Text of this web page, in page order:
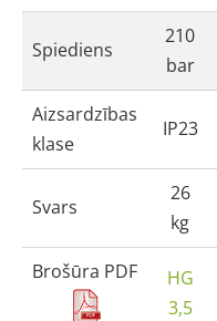
Spiediens
210
bar
Aizsardzības
klase
IP23
Svars
26
kg
Brošūra PDF
HG
3,5